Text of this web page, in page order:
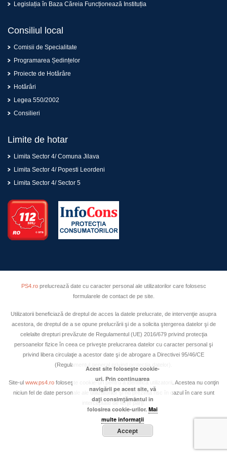
Legislația în Baza Căreia Funcționează Instituția
Consiliul local
Comisii de Specialitate
Programarea Ședințelor
Proiecte de Hotărâre
Hotărâri
Legea 550/2002
Consilieri
Limite de hotar
Limita Sector 4/ Comuna Jilava
Limita Sector 4/ Popesti Leordeni
Limita Sector 4/ Sector 5
PS4.roprelucrează date cu caracter personal ale utilizatorilor care folosesc
formularele de contact de pe site.
Utilizatorii beneficiază de dreptul de acces la datele prelucrate, de intervenţie asupra
acestora, de dreptul de a se opune prelucrării şi de a solicita ştergerea datelor şi de
celelalte drepturi prevăzute de Regulamentul (UE) 2016/679 privind protecţia
persoanelor fizice în ceea ce priveşte prelucrarea datelor cu caracter personal şi
privind libera circulaţie a acestor date şi de abrogare a Directivei 95/46/CE
(Regulamentul general privind protecţia datelor).
Site-ul www.ps4.rofoloseşte cookie-uri pentru a identifica utilizatorii. Acestea nu conţin
niciun fel de date personale ale utilizatorilor şi nu prezintă risc în cazul în care sunt
interceptate de terţe părţi.
Acest site foloseşte cookie-
uri. Prin continuarea
navigării pe acest site, vă
daţi consimţământul în
folosirea cookie-urilor. Mai
multe informaţii
Accept